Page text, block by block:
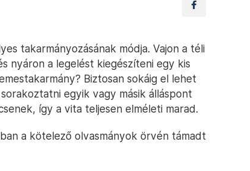
takarmányozásának módja. Vajon a téli
nyáron a legelést kiegészíteni egy kis
Biztosan sokáig el lehet
egyik vagy másik álláspont
így a vita teljesen elméleti marad.
a kötelező olvasmányok örvén támadt